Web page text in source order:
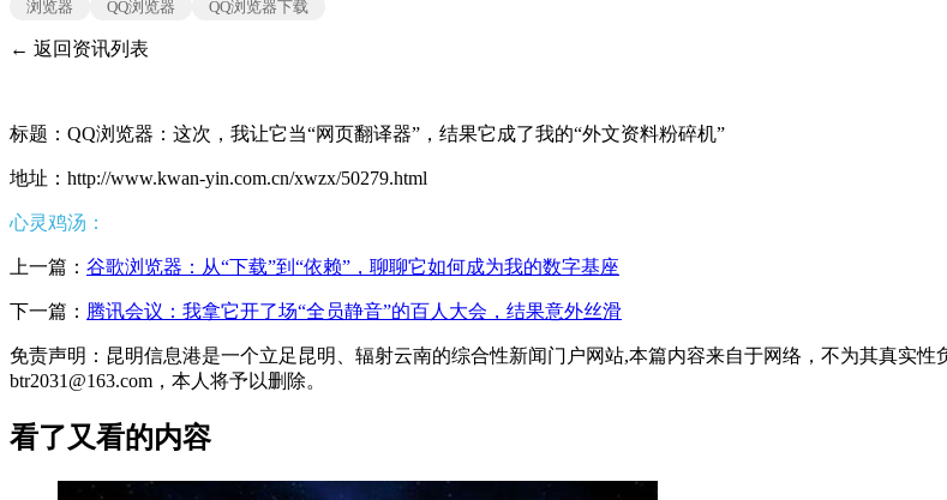
浏览器 QQ浏览器 QQ浏览器下载
← 返回资讯列表
标题：QQ浏览器：这次，我让它当“网页翻译器”，结果它成了我的“外文资料粉碎机”
地址：http://www.kwan-yin.com.cn/xwzx/50279.html
心灵鸡汤：
上一篇： 谷歌浏览器：从“下载”到“依赖”，聊聊它如何成为我的数字基座
下一篇： 腾讯会议：我拿它开了场“全员静音”的百人大会，结果意外丝滑
免责声明：昆明信息港是一个立足昆明、辐射云南的综合性新闻门户网站,本篇内容来自于网络，不为其真实
btr2031@163.com，本人将予以删除。
看了又看的内容